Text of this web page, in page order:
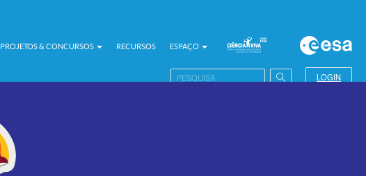
PROJETOS & CONCURSOS RECURSOS ESPAÇO
LOGIN